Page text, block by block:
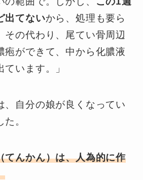
出てないから、処理も要ら
その代わり、尾てい骨周辺
疱ができて、中から化膿液
います。」
、自分の娘が良くなってい
。
てんかん）は、人為的に作